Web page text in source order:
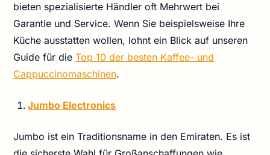
bieten spezialisierte Händler oft Mehrwert bei
Garantie und Service. Wenn Sie beispielsweise Ihre
Küche ausstatten wollen, lohnt ein Blick auf unseren
Guide für dieTop 10 der besten Kaffee- und
Cappuccinomaschinen.
Jumbo Electronics
Jumbo ist ein Traditionsname in den Emiraten. Es ist